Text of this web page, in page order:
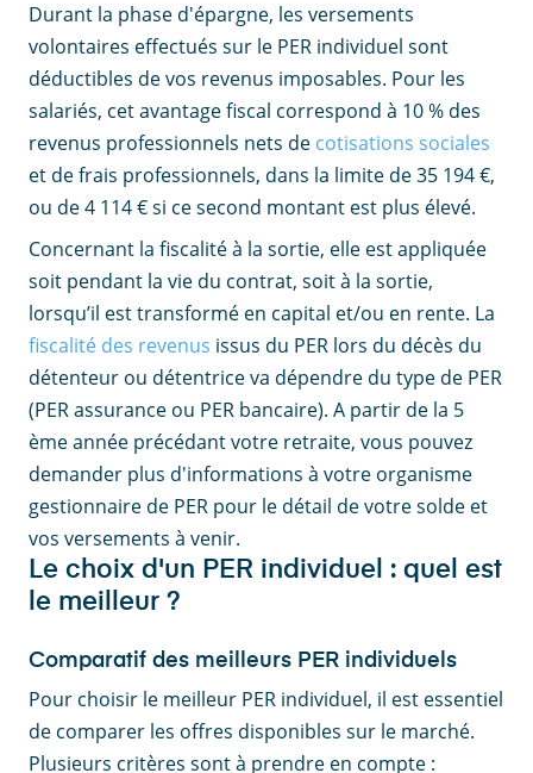
Durant la phase d'épargne, les versements
volontaires effectués sur le PER individuel sont
déductibles de vos revenus imposables. Pour les
salariés, cet avantage fiscal correspond à 10 % des
revenus professionnels nets de cotisations sociales
et de frais professionnels, dans la limite de 35 194 €,
ou de 4 114 € si ce second montant est plus élevé.
Concernant la fiscalité à la sortie, elle est appliquée
soit pendant la vie du contrat, soit à la sortie,
lorsqu’il est transformé en capital et/ou en rente. La
fiscalité des revenus issus du PER lors du décès du
détenteur ou détentrice va dépendre du type de PER
(PER assurance ou PER bancaire). A partir de la 5
ème année précédant votre retraite, vous pouvez
demander plus d'informations à votre organisme
gestionnaire de PER pour le détail de votre solde et
vos versements à venir.
Le choix d'un PER individuel : quel est
le meilleur ?
Comparatif des meilleurs PER individuels
Pour choisir le meilleur PER individuel, il est essentiel
de comparer les offres disponibles sur le marché.
Plusieurs critères sont à prendre en compte :